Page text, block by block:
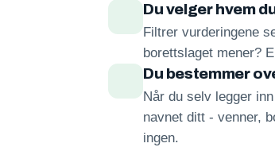
Du velger hvem
Filtrer vurderingene
borettslaget mener?
Du bestemmer
Når du selv legger
navnet ditt - venner,
ingen.